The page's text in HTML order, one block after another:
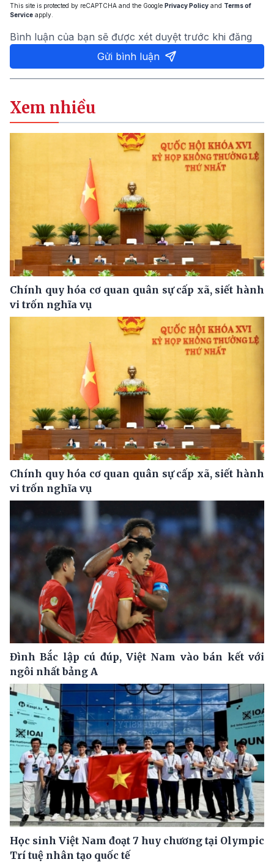
This site is protected by reCAPTCHA and the Google Privacy Policy and Terms of
Service apply.
Bình luận của bạn sẽ được xét duyệt trước khi đăng
Gửi bình luận
Xem nhiều
Chính quy hóa cơ quan quân sự cấp xã, siết hành
vi trốn nghĩa vụ
Chính quy hóa cơ quan quân sự cấp xã, siết hành
vi trốn nghĩa vụ
Đình Bắc lập cú đúp, Việt Nam vào bán kết với
ngôi nhất bảng A
Học sinh Việt Nam đoạt 7 huy chương tại Olympic
Trí tuệ nhân tạo quốc tế